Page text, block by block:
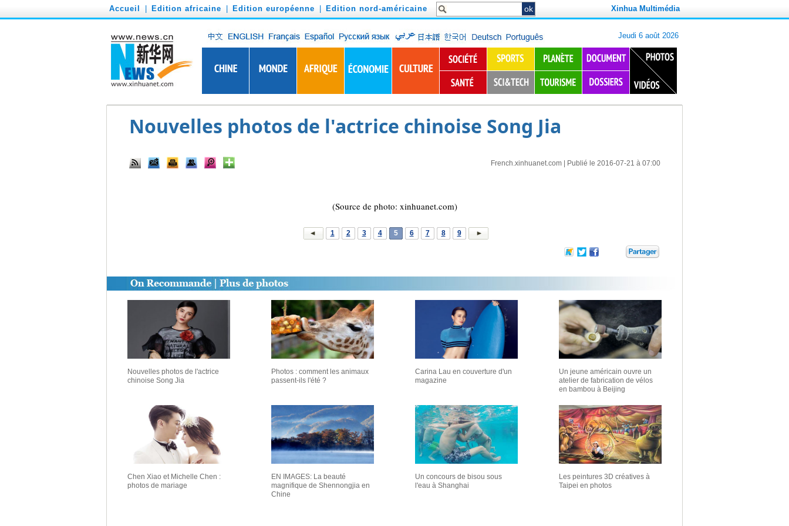
Accueil Edition africaine Edition européenne Edition nord-américaine Xinhua Multimédia
Nouvelles photos de l'actrice chinoise Song Jia
French.xinhuanet.com| Publié le 2016-07-21 à 07:00
(Source de photo: xinhuanet.com)
1 2 3 4 5 6 7 8 9
Nouvelles photos de l'actrice
chinoise Song Jia
Photos : comment les animaux
passent-ils l'été ?
Carina Lau en couverture d'un
magazine
Un jeune américain ouvre un
atelier de fabrication de vélos
en bambou à Beijing
Chen Xiao et Michelle Chen :
photos de mariage
EN IMAGES: La beauté
magnifique de Shennongjia en
Chine
Un concours de bisou sous
l'eau à Shanghai
Les peintures 3D créatives à
Taipei en photos